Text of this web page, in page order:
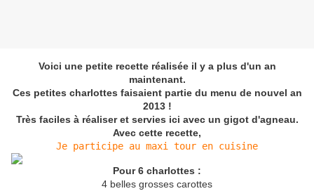
Voici une petite recette réalisée il y a plus d'un an
maintenant.
Ces petites charlottes faisaient partie du menu de nouvel an
2013 !
Très faciles à réaliser et servies ici avec un gigot d'agneau.
Avec cette recette,
Je participe au maxi tour en cuisine
Pour 6 charlottes :
4 belles grosses carottes